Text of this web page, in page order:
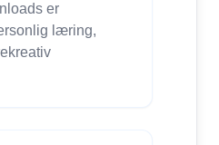
er
læring,